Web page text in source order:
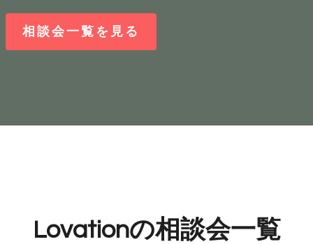
相談会一覧を見る
Lovationの相談会一覧